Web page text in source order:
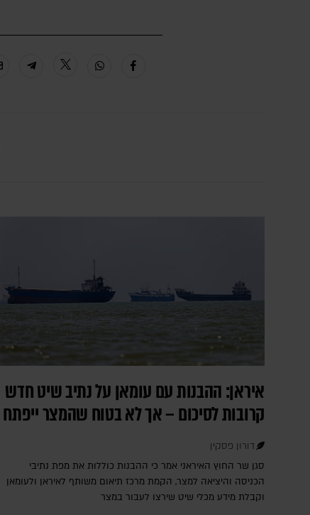
איראן: ההבנות עם עומאן על נתיב שיט חדש
קרובות לסיכום – אך לא בטוח שהמצר ייפתח
דורון פסקין
סגן שר החוץ האיראני אמר כי ההבנות כוללות את מפת נתיבי
הכניסה והיציאה למצר, הקמת מרכז תיאום משותף לאיראן ולעומאן
וקבלת מידע מכלי שיט שירצו לעבור במצר